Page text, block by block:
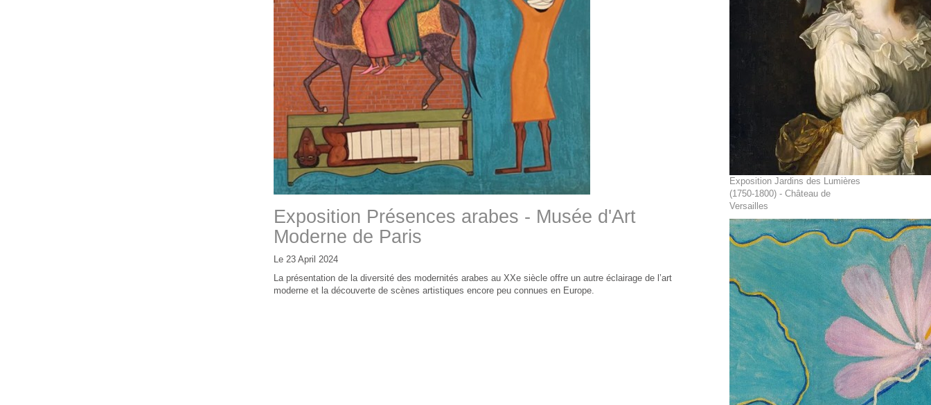
Exposition Présences arabes - Musée d'Art
Moderne de Paris
Le 23 April 2024
La présentation de la diversité des modernités arabes au XXe siècle offre un autre éclairage de l’art
moderne et la découverte de scènes artistiques encore peu connues en Europe.
Exposition Jardins des Lumières
(1750-1800) - Château de
Versailles